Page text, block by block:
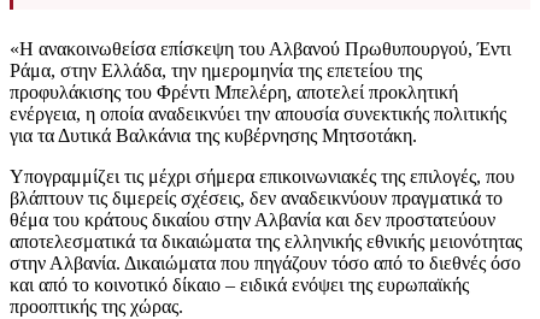
«Η ανακοινωθείσα επίσκεψη του Αλβανού Πρωθυπουργού, Έντι
Ράμα, στην Ελλάδα, την ημερομηνία της επετείου της
προφυλάκισης του Φρέντι Μπελέρη, αποτελεί προκλητική
ενέργεια, η οποία αναδεικνύει την απουσία συνεκτικής πολιτικής
για τα Δυτικά Βαλκάνια της κυβέρνησης Μητσοτάκη.
Υπογραμμίζει τις μέχρι σήμερα επικοινωνιακές της επιλογές, που
βλάπτουν τις διμερείς σχέσεις, δεν αναδεικνύουν πραγματικά το
θέμα του κράτους δικαίου στην Αλβανία και δεν προστατεύουν
αποτελεσματικά τα δικαιώματα της ελληνικής εθνικής μειονότητας
στην Αλβανία. Δικαιώματα που πηγάζουν τόσο από το διεθνές όσο
και από το κοινοτικό δίκαιο – ειδικά ενόψει της ευρωπαϊκής
προοπτικής της χώρας.